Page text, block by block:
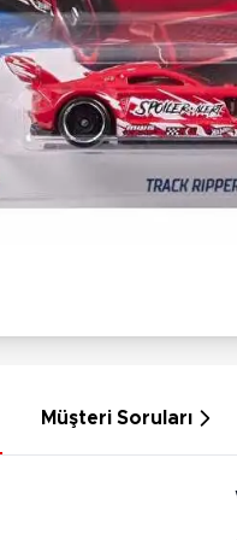
Nerf
Silahlar
Silah Setleri
Kılıç Setleri
Müşteri Soruları